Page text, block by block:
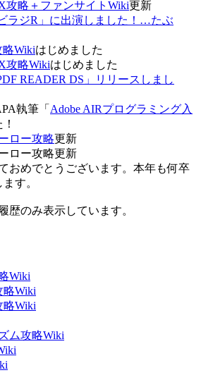
攻略＋ファンサイトWiki更新
ラジR」に出演しました！…たぶ
略Wikiはじめました
攻略Wikiはじめました
READER DS」リリースしまし
執筆「 Adobe AIRプログラミング入
ロー攻略更新
ロー攻略更新
おめでとうございます。本年も何卒
す。
歴のみ表示しています。
Wiki
略Wiki
略Wiki
ム攻略Wiki